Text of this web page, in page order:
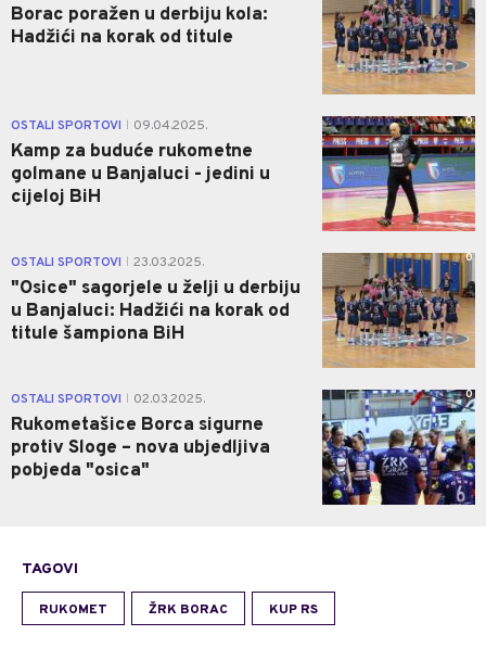
Borac poražen u derbiju kola:
Hadžići na korak od titule
OSTALI SPORTOVI 09.04.2025.
Kamp za buduće rukometne
golmane u Banjaluci - jedini u
cijeloj BiH
0
OSTALI SPORTOVI 23.03.2025.
"Osice" sagorjele u želji u derbiju
u Banjaluci: Hadžići na korak od
titule šampiona BiH
0
OSTALI SPORTOVI 02.03.2025.
Rukometašice Borca sigurne
protiv Sloge – nova ubjedljiva
pobjeda "osica"
0
TAGOVI
RUKOMET ŽRK BORAC KUP RS